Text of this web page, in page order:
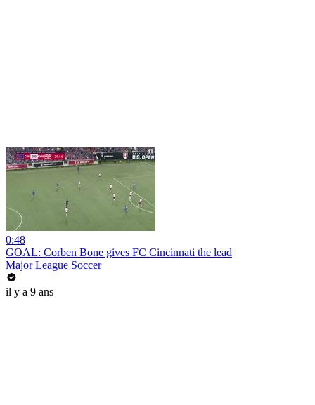
0:48
GOAL: Corben Bone gives FC Cincinnati the lead
Major League Soccer
il y a 9 ans